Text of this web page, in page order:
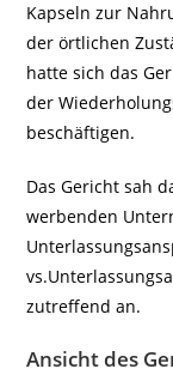
Kapseln zur
der örtlichen
hatte sich das
der
beschäftigen.
Das Gericht sah
werbenden
zutreffend an.
Ansicht des